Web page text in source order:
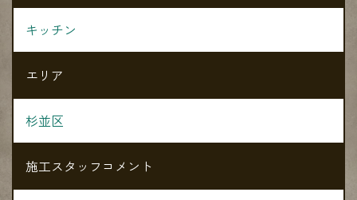
キッチン
エリア
杉並区
施工スタッフコメント